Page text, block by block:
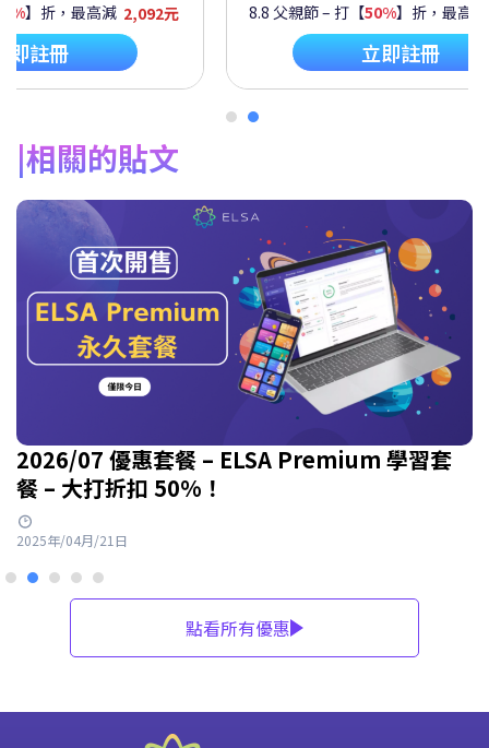
】折，最高減 2,092元
即註冊
8.8 父親節 – 打【50%】折，最高
立即註冊
相關的貼文
2026/07 優惠套餐 – ELSA Premium 學習套
餐 – 大打折扣 50%！
2025年/04月/21日
點看所有優惠